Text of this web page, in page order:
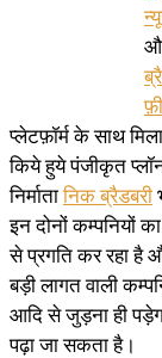
प्लेटफ़ॉर्म के साथ
किये हुये पंजीकृत
निर्मातानिक ब्रैडबरी
इन दोनों कम्पनियों
से प्रगति कर रहा है
बड़ी लागत वाली
आदि से जुड़ना ही
पढ़ा जा सकता है।